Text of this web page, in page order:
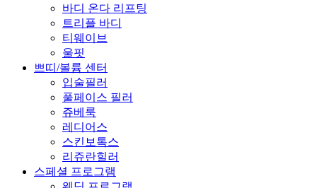
바디 온다 리프팅
트리플 바디
티웨이브
울핏
쁘띠/볼륨 센터
입술필러
풀페이스 필러
쥬베룩
레디어스
스킨보톡스
리쥬란힐러
스페셜 프로그램